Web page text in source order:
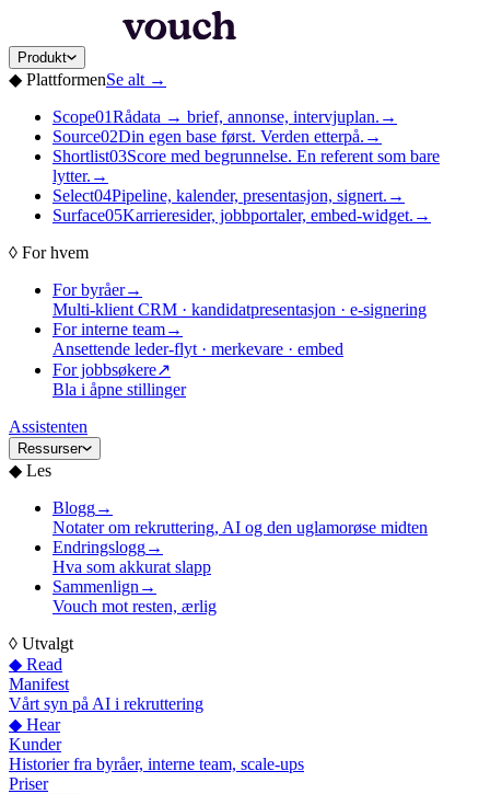
Produkt
◆ PlattformenSe alt →
Scope01Rådata → brief, annonse, intervjuplan. →
Source02Din egen base først. Verden etterpå. →
Shortlist03Score med begrunnelse. En referent som bare
lytter. →
Select04Pipeline, kalender, presentasjon, signert. →
Surface05Karrieresider, jobbportaler, embed-widget. →
◊ For hvem
For byråer→
Multi-klient CRM · kandidatpresentasjon · e-signering
For interne team→
Ansettende leder-flyt · merkevare · embed
For jobbsøkere↗
Bla i åpne stillinger
Assistenten
Ressurser
◆ Les
Blogg→
Notater om rekruttering, AI og den uglamorøse midten
Endringslogg→
Hva som akkurat slapp
Sammenlign →
Vouch mot resten, ærlig
◊ Utvalgt
◆ Read
Manifest
Vårt syn på AI i rekruttering
◆ Hear
Kunder
Historier fra byråer, interne team, scale-ups
Priser